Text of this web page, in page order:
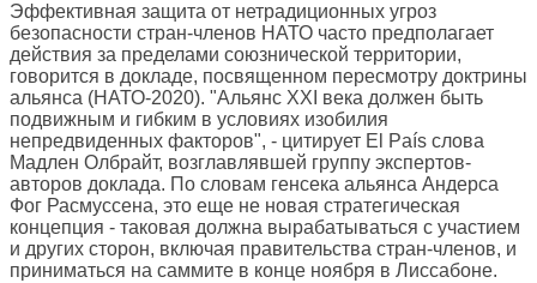
Эффективная защита от нетрадиционных угроз
безопасности стран-членов НАТО часто предполагает
действия за пределами союзнической территории,
говорится в докладе, посвященном пересмотру доктрины
альянса (НАТО-2020). "Альянс XXI века должен быть
подвижным и гибким в условиях изобилия
непредвиденных факторов", - цитирует El País слова
Мадлен Олбрайт, возглавлявшей группу экспертов-
авторов доклада. По словам генсека альянса Андерса
Фог Расмуссена, это еще не новая стратегическая
концепция - таковая должна вырабатываться с участием
и других сторон, включая правительства стран-членов, и
приниматься на саммите в конце ноября в Лиссабоне.